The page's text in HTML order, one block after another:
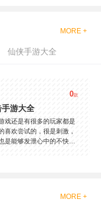
MORE +
仙侠手游大全
0款
手游大全
戏还是有很多的玩家都是
喜欢尝试的，很是刺激，
是能够发泄心中的不快
进行体验的，我们也是能够
MORE +